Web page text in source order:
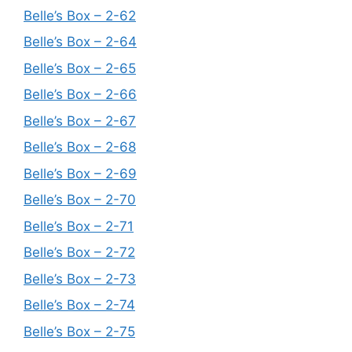
Belle’s Box – 2-62
Belle’s Box – 2-64
Belle’s Box – 2-65
Belle’s Box – 2-66
Belle’s Box – 2-67
Belle’s Box – 2-68
Belle’s Box – 2-69
Belle’s Box – 2-70
Belle’s Box – 2-71
Belle’s Box – 2-72
Belle’s Box – 2-73
Belle’s Box – 2-74
Belle’s Box – 2-75